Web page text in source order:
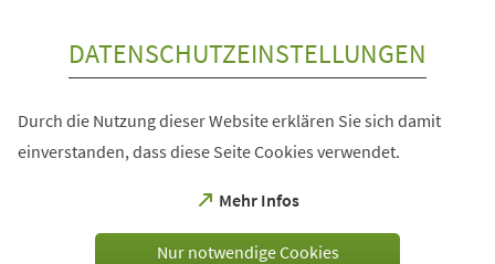
DATENSCHUTZEINSTELLUNGEN
Durch die Nutzung dieser Website erklären Sie sich damit
einverstanden, dass diese Seite Cookies verwendet.
Mehr Infos
(Öffnet
einem
Nur notwendige Cookies